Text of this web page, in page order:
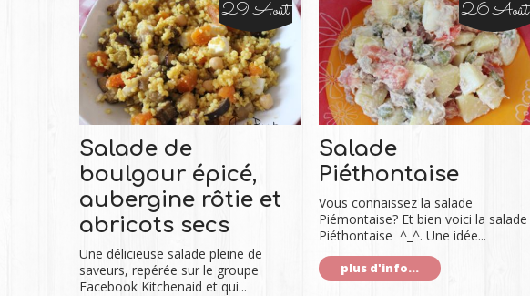
29 Août
Salade de
boulgour épicé,
aubergine rôtie et
abricots secs
Une délicieuse salade pleine de
saveurs, repérée sur le groupe
Facebook Kitchenaid et qui...
26 Août
Salade
Piéthontaise
Vous connaissez la salade
Piémontaise? Et bien voici la salade
Piéthontaise ^_^. Une idée...
plus d'info...